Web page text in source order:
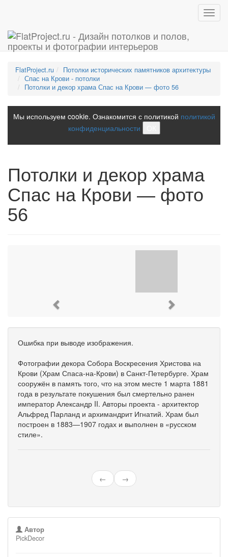
FlatProject.ru
Потолки исторических памятников архитектуры
Спас на Крови - потолки
Потолки и декор храма Спас на Крови — фото 56
Мы используем cookie. Ознакомится с политикой политикой
конфиденциальности
Потолки и декор храма
Спас на Крови — фото
56
Ошибка при выводе изображения.
Фотографии декора Собора Воскресения Христова на
Крови (Храм Спаса-на-Крови) в Санкт-Петербурге. Храм
сооружён в память того, что на этом месте 1 марта 1881
года в результате покушения был смертельно ранен
император Александр II. Авторы проекта - архитектор
Альфред Парланд и архимандрит Игнатий. Храм был
построен в 1883—1907 годах и выполнен в «русском
стиле».
← →
Автор
PickDecor